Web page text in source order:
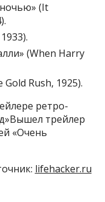
(It
(When Harry
Rush, 1925).
ретро-
трейлер
«Очень
lifehacker.ru